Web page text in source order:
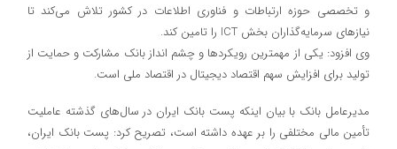
و تخصصی حوزه ارتباطات و فناوری اطلاعات در کشور تلاش می‌کند تا
نیازهای سرمایه‌گذاران بخش ICT را تامین کند.
وی افزود: یکی از مهمترین رویکردها و چشم انداز بانک مشارکت و حمایت از
تولید برای افزایش سهم اقتصاد دیجیتال در اقتصاد ملی است.
مدیرعامل بانک با بیان اینکه پست بانک ایران در سال‌های گذشته عاملیت
تأمین مالی مختلفی را بر عهده داشته است، تصریح کرد: پست بانک ایران،